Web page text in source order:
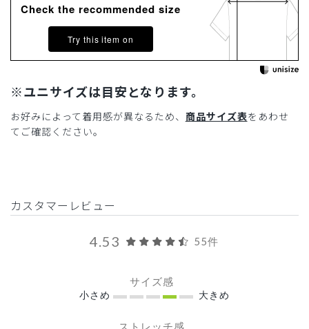
Check the recommended size
Try this item on
※ユニサイズは目安となります。
お好みによって着用感が異なるため、 商品サイズ表をあわせ
てご確認ください。
カスタマーレビュー
4.53 55件
サイズ感
小さめ 大きめ
ストレッチ感